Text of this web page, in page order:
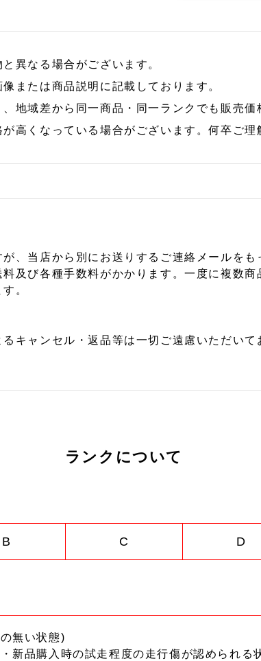
異なる場合がございます。
または商品説明に記載しております。
地域差から同一商品・同一ランクでも販売価
高くなっている場合がございます。何卒ご理
、当店から別にお送りするご連絡メールをも
及び各種手数料がかかります。一度に複数
。
キャンセル・返品等は一切ご遠慮いただい
ランクについて
B C D
無い状態)
新品購入時の試走程度の走行傷が認められる